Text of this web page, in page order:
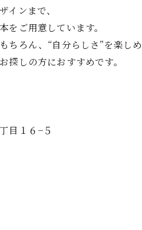
インまで、
をご用意しています。
ちろん、“自分らしさ”を楽し
探しの方におすすめです。
目１６−５